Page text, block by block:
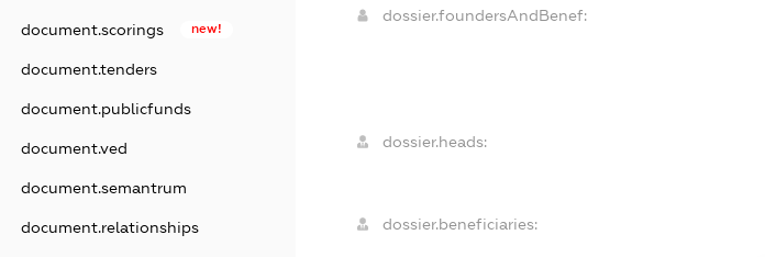
document.scorings new!
document.tenders
document.publicfunds
document.ved
document.semantrum
document.relationships
dossier.foundersAndBenef:
dossier.heads:
dossier.beneficiaries: